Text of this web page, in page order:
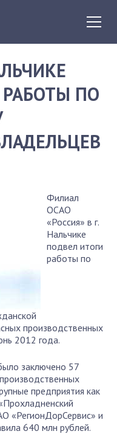
ПО
Филиал
ОСАО
«Россия» в г.
Нальчике
подвел итоги
работы по
производственных
2012 года.
заключено 57
предприятия как
«РегионДорСервис» и
640 млн рублей.